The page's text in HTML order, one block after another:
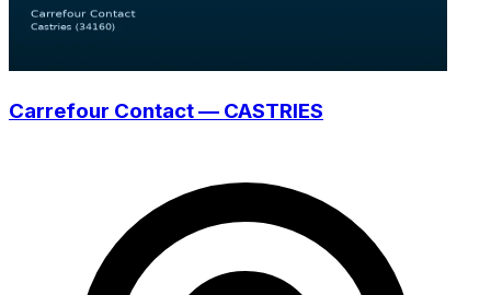
Carrefour Contact — CASTRIES